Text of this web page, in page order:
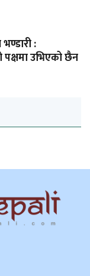
:
उभिएको छैन